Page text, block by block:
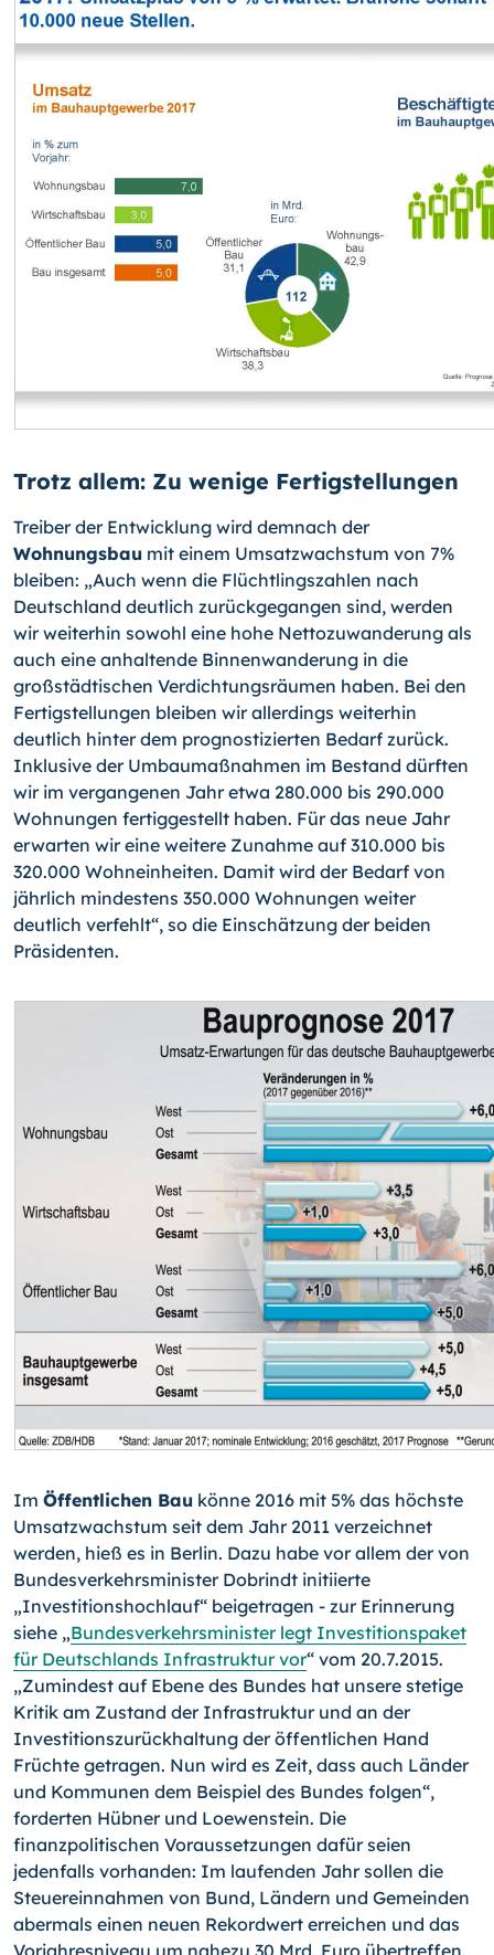
Trotz allem: Zu wenige Fertigstellungen
Treiber der Entwicklung wird demnach der
Wohnungsbau mit einem Umsatzwachstum von 7%
bleiben: „Auch wenn die Flüchtlingszahlen nach
Deutschland deutlich zurückgegangen sind, werden
wir weiterhin sowohl eine hohe Nettozuwanderung als
auch eine anhaltende Binnenwanderung in die
großstädtischen Verdichtungsräumen haben. Bei den
Fertigstellungen bleiben wir allerdings weiterhin
deutlich hinter dem prognostizierten Bedarf zurück.
Inklusive der Umbaumaßnahmen im Bestand dürften
wir im vergangenen Jahr etwa 280.000 bis 290.000
Wohnungen fertiggestellt haben. Für das neue Jahr
erwarten wir eine weitere Zunahme auf 310.000 bis
320.000 Wohneinheiten. Damit wird der Bedarf von
jährlich mindestens 350.000 Wohnungen weiter
deutlich verfehlt“, so die Einschätzung der beiden
Präsidenten.
Im Öffentlichen Bau könne 2016 mit 5% das höchste
Umsatzwachstum seit dem Jahr 2011 verzeichnet
werden, hieß es in Berlin. Dazu habe vor allem der von
Bundesverkehrsminister Dobrindt initiierte
„Investitionshochlauf“ beigetragen - zur Erinnerung
siehe „Bundesverkehrsminister legt Investitionspaket
für Deutschlands Infrastruktur vor“ vom 20.7.2015.
„Zumindest auf Ebene des Bundes hat unsere stetige
Kritik am Zustand der Infrastruktur und an der
Investitionszurückhaltung der öffentlichen Hand
Früchte getragen. Nun wird es Zeit, dass auch Länder
und Kommunen dem Beispiel des Bundes folgen“,
forderten Hübner und Loewenstein. Die
finanzpolitischen Voraussetzungen dafür seien
jedenfalls vorhanden: Im laufenden Jahr sollen die
Steuereinnahmen von Bund, Ländern und Gemeinden
abermals einen neuen Rekordwert erreichen und das
Vorjahresniveau um nahezu 30 Mrd. Euro übertreffen.